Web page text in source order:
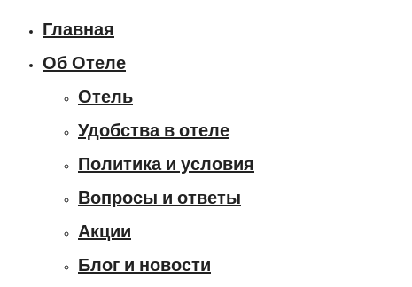
Главная
Об Отеле
Отель
Удобства в отеле
Политика и условия
Вопросы и ответы
Акции
Блог и новости